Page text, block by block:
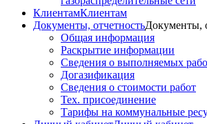
КлиентамКлиентам
Документы, отчетностьДокументы,
Общая информация
Раскрытие информации
Сведения о выполняемых
Догазификация
Сведения о стоимости работ
Тех. присоединение
Тарифы на коммунальные